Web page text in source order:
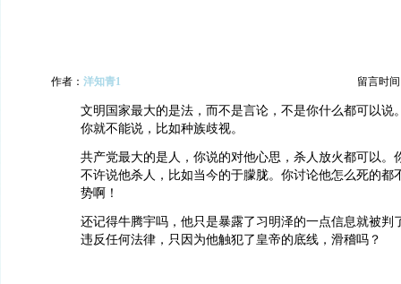
作者： 洋知青1 留言时间
文明国家最大的是法，而不是言论，不是你什么都可以说
你就不能说，比如种族歧视。
共产党最大的是人，你说的对他心思，杀人放火都可以。
不许说他杀人，比如当今的于朦胧。你讨论他怎么死的都
势啊！
还记得牛腾宇吗，他只是暴露了习明泽的一点信息就被判
违反任何法律，只因为他触犯了皇帝的底线，滑稽吗？